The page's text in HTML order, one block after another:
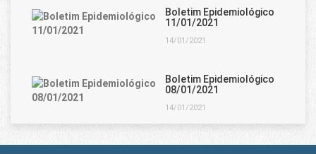
Boletim Epidemiológico
11/01/2021
14/01/2021
Boletim Epidemiológico
08/01/2021
14/01/2021